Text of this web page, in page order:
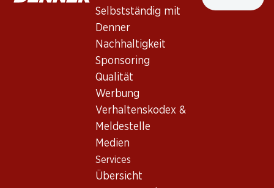
Selbstständig mit
Denner
Nachhaltigkeit
Sponsoring
Qualität
Werbung
Verhaltenskodex &
Meldestelle
Medien
Services
Übersicht
3 Produkten
Nach Oben